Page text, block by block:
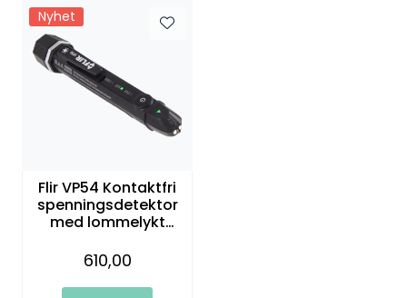
Nyhet
Flir VP54 Kontaktfri
spenningsdetektor
med lommelykt
610,00